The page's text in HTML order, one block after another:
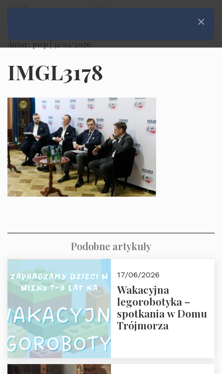
Autor: pwp | 31/01/2026
IMGL3178
Podobne artykuły
17/06/2026
Wakacyjna
legorobotyka –
spotkania w Domu
Trójmorza
Zamknij